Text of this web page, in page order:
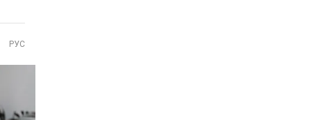
РУС